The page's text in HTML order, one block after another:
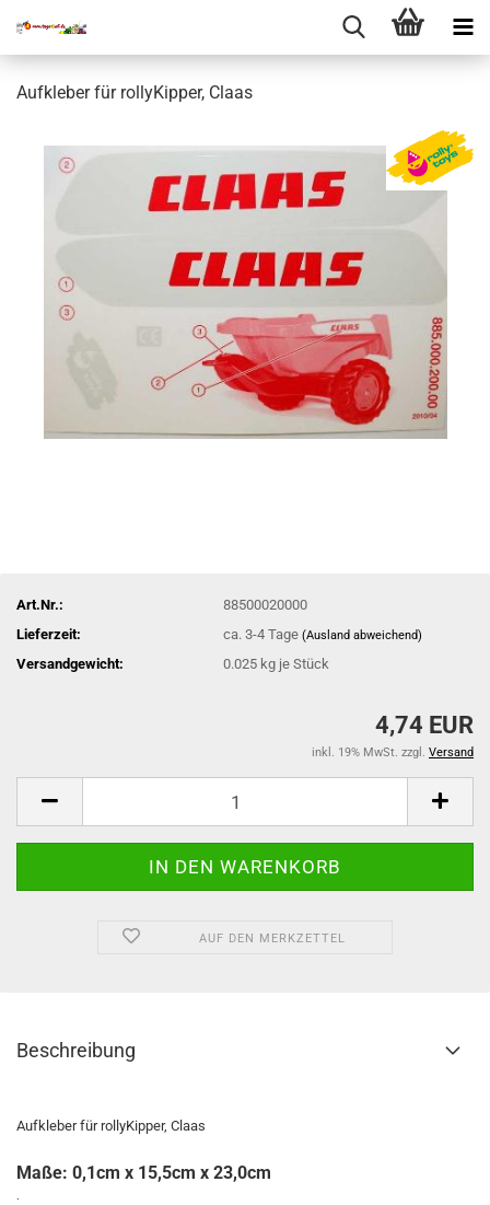
Aufkleber für rollyKipper, Claas
Art.Nr.:
88500020000
Lieferzeit:
ca. 3-4 Tage(Ausland abweichend)
Versandgewicht: 0.025 kg je Stück
4,74 EUR
inkl. 19% MwSt. zzgl. Versand
AUF DEN MERKZETTEL
Beschreibung
Aufkleber für rollyKipper, Claas
Maße: 0,1cm x 15,5cm x 23,0cm
.